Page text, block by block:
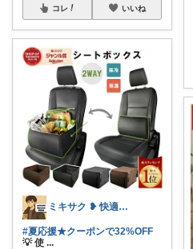
コレ いいね
ミキサク ❥ 快適生活 ❥ 1歳児子育て
#夏応援★クーポンで32%OFF
💡 使 ...